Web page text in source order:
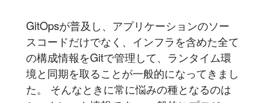
GitOpsが普及し、アプリケーションのソー
スコードだけでなく、インフラを含めた全て
の構成情報をGitで管理して、ランタイム環
境と同期を取ることが一般的になってきまし
た。 そんなときに常に悩みの種となるのは